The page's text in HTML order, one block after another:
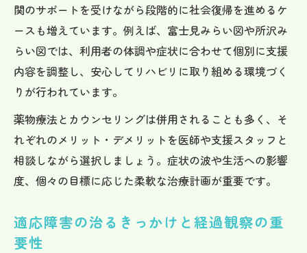
関のサポートを受けながら段階的に社会復帰を進めるケ
ースも増えています。例えば、富士見みらい図や所沢み
らい図では、利用者の体調や症状に合わせて個別に支援
内容を調整し、安心してリハビリに取り組める環境づく
りが行われています。
薬物療法とカウンセリングは併用されることも多く、そ
れぞれのメリット・デメリットを医師や支援スタッフと
相談しながら選択しましょう。症状の波や生活への影響
度、個々の目標に応じた柔軟な治療計画が重要です。
適応障害の治るきっかけと経過観察の重
要性